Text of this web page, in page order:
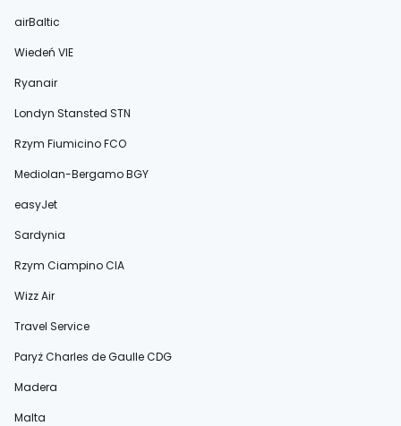
airBaltic
Wiedeń VIE
Ryanair
Londyn Stansted STN
Rzym Fiumicino FCO
Mediolan-Bergamo BGY
easyJet
Sardynia
Rzym Ciampino CIA
Wizz Air
Travel Service
Paryż Charles de Gaulle CDG
Madera
Malta